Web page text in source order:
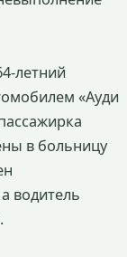
летний
«Ауди
в больницу
водитель